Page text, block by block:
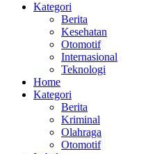
Kategori
Berita
Kesehatan
Otomotif
Internasional
Teknologi
Home
Kategori
Berita
Kriminal
Olahraga
Otomotif